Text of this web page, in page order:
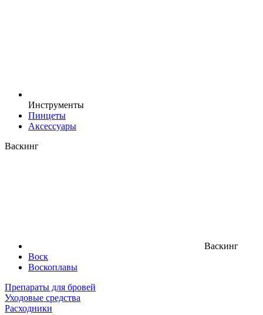
Инструменты
Пинцеты
Аксессуары
Васкинг
Васкинг
Воск
Воскоплавы
Препараты для бровей
Уходовые средства
Расходники